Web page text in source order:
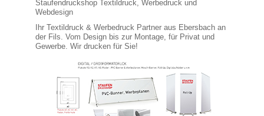
Staufendruckshop Textildruck, Werbedruck und
Webdesign
Ihr Textildruck & Werbedruck Partner aus Ebersbach an
der Fils. Vom Design bis zur Montage, für Privat und
Gewerbe. Wir drucken für Sie!